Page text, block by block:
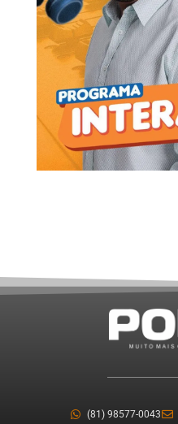
(81) 98577-0043